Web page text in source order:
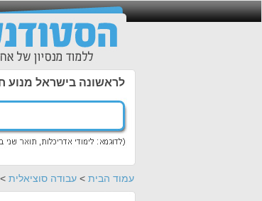
לראשונה בישראל מנוע
עמוד הבית >עבודה סוציאלית